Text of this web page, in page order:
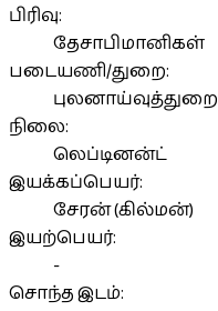
பிரிவு:
தேசாபிமானிகள்
படையணி/துறை:
புலனாய்வுத்துறை
நிலை:
லெப்டினன்ட்
இயக்கப்பெயர்:
சேரன் (கில்மன்)
இயற்பெயர்:
-
சொந்த இடம்: